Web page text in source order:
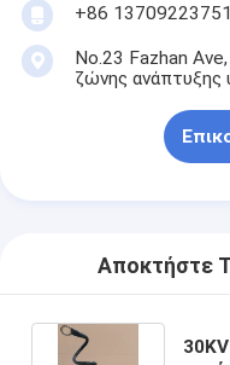
+86 13709223751
No.23 Fazhan
ζώνης ανάπτυξης
Αποκτήστε